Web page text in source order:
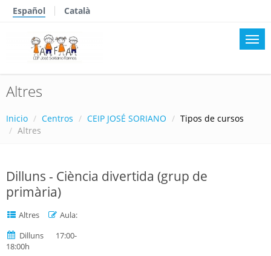
Español Català
Altres
Inicio Centros CEIP JOSÉ SORIANO
Tipos de cursos
Altres
Dilluns - Ciència divertida (grup de
primària)
Altres
Aula:
Dilluns 17:00-
18:00h